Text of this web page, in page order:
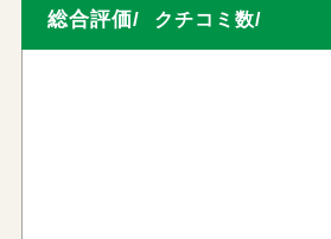
総合評価/ クチコミ数/